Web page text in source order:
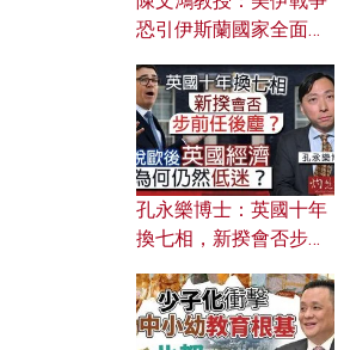
恐引伊斯蘭國家全面反
對付北約美國？
孔永樂博士：英國十年
換七相，新揆會否步前
濟為何仍然低迷？